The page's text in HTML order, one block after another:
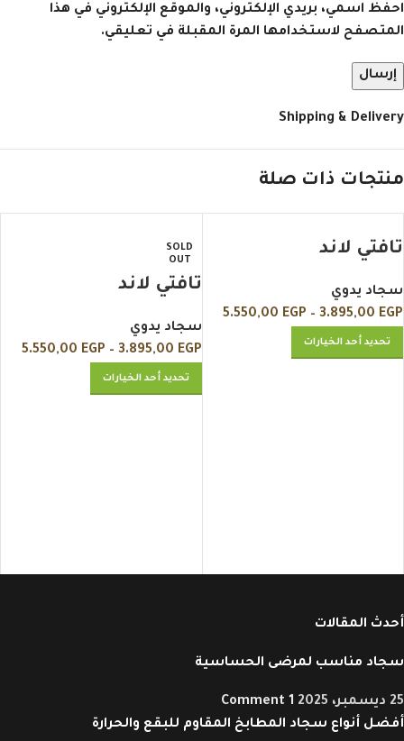
احفظ اسمي، بريدي الإلكتروني، والموقع الإلكتروني في هذا
المتصفح لاستخدامها المرة المقبلة في تعليقي.
Shipping & Delivery
منتجات ذات صلة
تافتي لاند
سجاد يدوي
3.895,00 EGP
–
5.550,00 EGP
تحديد أحد الخيارات
SOLD
OUT
تافتي لاند
سجاد يدوي
3.895,00 EGP
–
5.550,00 EGP
تحديد أحد الخيارات
أحدث المقالات
سجاد مناسب لمرضى الحساسية
25 ديسمبر، 2025
1 Comment
أفضل أنواع سجاد المطابخ المقاوم للبقع والحرارة